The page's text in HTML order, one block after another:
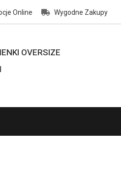
Online Wygodne Zakupy
OVERSIZE